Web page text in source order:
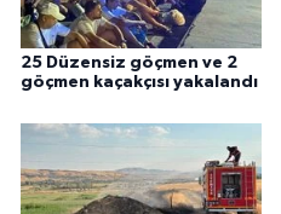
25 Düzensiz göçmen ve 2
göçmen kaçakçısı yakalandı